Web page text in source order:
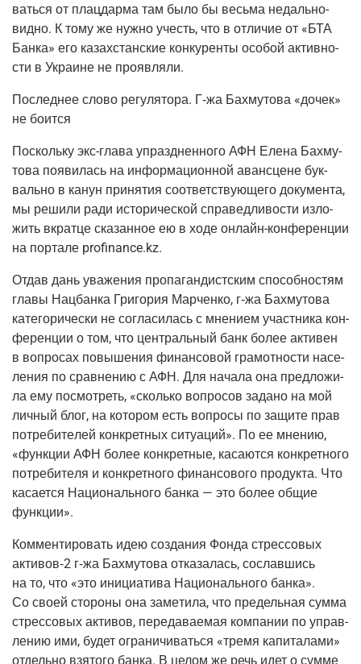
вать­ся от плац­дар­ма там было бы весь­ма недаль­но­
вид­но. К тому же нуж­но учесть, что в отли­чие от «БТА
Бан­ка» его казах­стан­ские кон­ку­рен­ты осо­бой актив­но­
сти в Укра­ине не проявляли.
Послед­нее сло­во регу­ля­то­ра. Г‑жа Бахму­то­ва «дочек»
не боится
Посколь­ку экс-гла­ва упразд­нен­но­го АФН Еле­на Бахму­
то­ва появи­лась на инфор­ма­ци­он­ной аван­сцене бук­
валь­но в канун при­ня­тия соот­вет­ству­ю­ще­го доку­мен­та,
мы реши­ли ради исто­ри­че­ской спра­вед­ли­во­сти изло­
жить вкрат­це ска­зан­ное ею в ходе онлайн-кон­фе­рен­ции
на пор­та­ле profinance.kz.
Отдав дань ува­же­ния про­па­ган­дист­ским спо­соб­но­стям
гла­вы Нац­бан­ка Гри­го­рия Мар­чен­ко, г‑жа Бахму­то­ва
кате­го­ри­че­ски не согла­си­лась с мне­ни­ем участ­ни­ка кон­
фе­рен­ции о том, что цен­траль­ный банк более акти­вен
в вопро­сах повы­ше­ния финан­со­вой гра­мот­но­сти насе­
ле­ния по срав­не­нию с АФН. Для нача­ла она пред­ло­жи­
ла ему посмот­реть, «сколь­ко вопро­сов зада­но на мой
лич­ный блог, на кото­ром есть вопро­сы по защи­те прав
потре­би­те­лей кон­крет­ных ситу­а­ций». По ее мне­нию,
«функ­ции АФН более кон­крет­ные, каса­ют­ся кон­крет­но­го
потре­би­те­ля и кон­крет­но­го финан­со­во­го про­дук­та. Что
каса­ет­ся Наци­о­наль­но­го бан­ка — это более общие
функции».
Ком­мен­ти­ро­вать идею созда­ния Фон­да стрес­со­вых
активов‑2 г‑жа Бахму­то­ва отка­за­лась, сослав­шись
на то, что «это ини­ци­а­ти­ва Наци­о­наль­но­го бан­ка».
Со сво­ей сто­ро­ны она заме­ти­ла, что пре­дель­ная сум­ма
стрес­со­вых акти­вов, пере­да­ва­е­мая ком­па­нии по управ­
ле­нию ими, будет огра­ни­чи­вать­ся «тре­мя капи­та­ла­ми»
отдель­но взя­то­го бан­ка. В целом же речь идет о сум­ме